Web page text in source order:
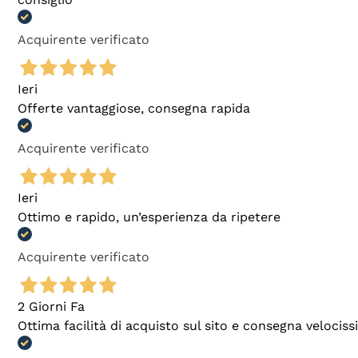
Acquirente verificato
Ieri
Offerte vantaggiose, consegna rapida
Acquirente verificato
Ieri
Ottimo e rapido, un’esperienza da ripetere
Acquirente verificato
2 Giorni Fa
Ottima facilità di acquisto sul sito e consegna